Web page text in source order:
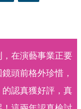
在演藝事業正要
頭前格外珍惜，
認真獲好評，真